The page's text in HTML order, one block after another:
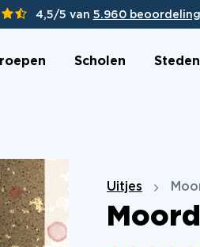
4,5/5 van 5.960
Scholen Steden
Uitjes